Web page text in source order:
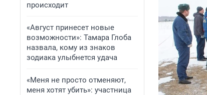
происходит
«Август принесет новые
возможности»: Тамара Глоба
назвала, кому из знаков
зодиака улыбнется удача
«Меня не просто отменяют,
меня хотят убить»: участница